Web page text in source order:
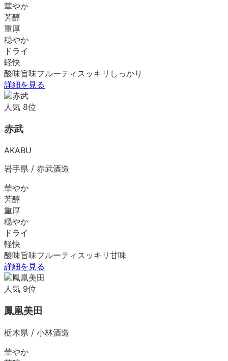
華やか
芳醇
重厚
穏やか
ドライ
軽快
酸味旨味フルーティ スッキリ しっかり
詳細を見る
人気 8位
赤武
AKABU
岩手県 / 赤武酒造
華やか
芳醇
重厚
穏やか
ドライ
軽快
酸味旨味フルーティ スッキリ 甘味
詳細を見る
人気 9位
鳳凰美田
栃木県 / 小林酒造
華やか